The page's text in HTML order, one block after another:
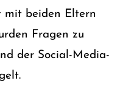
mit beiden Eltern
Fragen zu
der Social-Media-